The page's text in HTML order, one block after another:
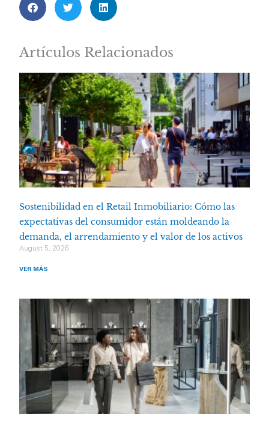
Artículos Relacionados
Sostenibilidad en el Retail Inmobiliario: Cómo las
expectativas del consumidor están moldeando la
demanda, el arrendamiento y el valor de los activos
August 5, 2026
VER MÁS